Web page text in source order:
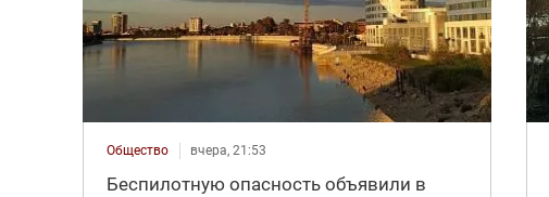
Общество вчера, 21:53
Беспилотную опасность объявили в